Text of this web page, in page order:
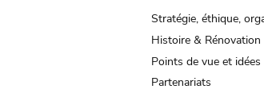
Stratégie, éthique,
Histoire & Rénovation
Points de vue et idées
Partenariats